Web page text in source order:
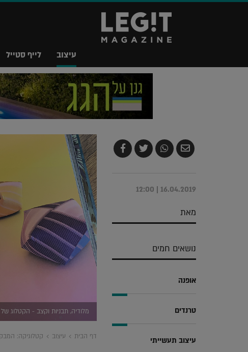
עיצוב לייף סטייל
מלודיה, תבניות וקצב - הקטלוג של
דף הבית עיצוב קטלוגיקה:
שלח
בדואר
שתף
ב-
צייץ
ב-
שתף
ב-
Facebook
16.04.2019 | 12:00
מאת
נושאים חמים
אופנה
טרנדים
עיצוב תעשייתי